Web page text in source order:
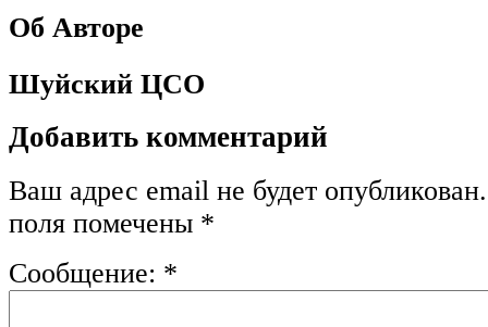
Об Авторе
Шуйский ЦСО
Добавить комментарий
Ваш адрес email не будет опубликован.
поля помечены *
Сообщение: *